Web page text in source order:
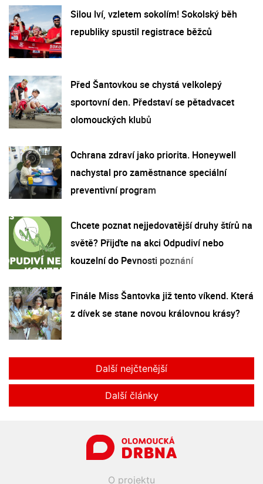
Silou lví, vzletem sokolím! Sokolský běh
republiky spustil registrace běžců
Před Šantovkou se chystá velkolepý
sportovní den. Představí se pětadvacet
olomouckých klubů
Ochrana zdraví jako priorita. Honeywell
nachystal pro zaměstnance speciální
preventivní program
Chcete poznat nejjedovatější druhy štírů na
světě? Přijďte na akci Odpudiví nebo
kouzelní do Pevnosti poznání
Finále Miss Šantovka již tento víkend. Která
z dívek se stane novou královnou krásy?
Další nejčtenější
Další články
O projektu